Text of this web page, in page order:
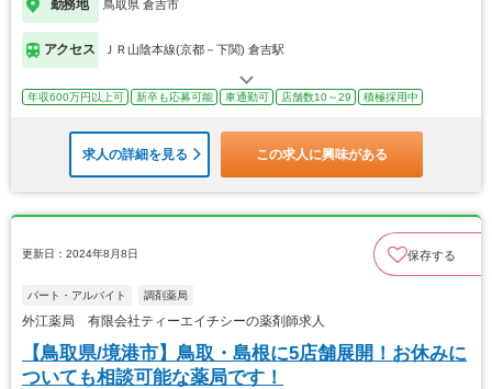
勤務地 鳥取県 倉吉市
アクセス ＪＲ山陰本線(京都－下関) 倉吉駅
年収600万円以上可 新卒も応募可能 車通勤可 店舗数10～29 積極採用中
求人の詳細を見る この求人に興味がある
更新日：2024年8月8日 保存する
パート・アルバイト 調剤薬局
外江薬局 有限会社ティーエイチシーの薬剤師求人
【鳥取県/境港市】鳥取・島根に5店舗展開！お休みに
ついても相談可能な薬局です！